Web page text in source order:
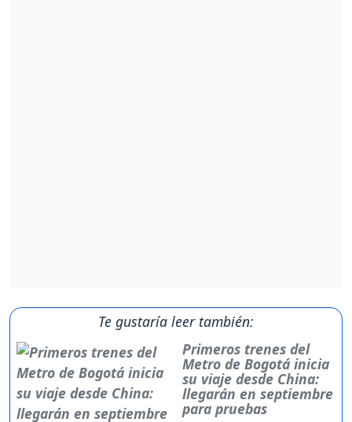
Te gustaría leer también:
Primeros trenes del
Metro de Bogotá inicia
su viaje desde China:
llegarán en septiembre
para pruebas